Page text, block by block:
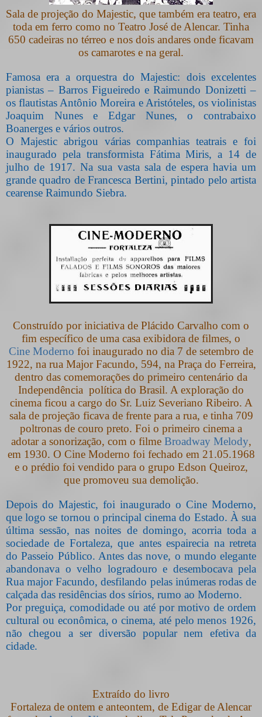
Sala de projeção do Majestic, que também era teatro, era
toda em ferro como no Teatro José de Alencar. Tinha
650 cadeiras no térreo e nos dois andares onde ficavam
os camarotes e na geral.
Famosa era a orquestra do Majestic: dois excelentes
pianistas – Barros Figueiredo e Raimundo Donizetti –
os flautistas Antônio Moreira e Aristóteles, os violinistas
Joaquim Nunes e Edgar Nunes, o contrabaixo
Boanerges e vários outros.
O Majestic abrigou várias companhias teatrais e foi
inaugurado pela transformista Fátima Miris, a 14 de
julho de 1917. Na sua vasta sala de espera havia um
grande quadro de Francesca Bertini, pintado pelo artista
cearense Raimundo Siebra.
Construído por iniciativa de Plácido Carvalho com o
fim específico de uma casa exibidora de filmes, o
Cine Moderno foi inaugurado no dia 7 de setembro de
1922, na rua Major Facundo, 594, na Praça do Ferreira,
dentro das comemorações do primeiro centenário da
Independência política do Brasil. A exploração do
cinema ficou a cargo do Sr. Luiz Severiano Ribeiro. A
sala de projeção ficava de frente para a rua, e tinha 709
poltronas de couro preto. Foi o primeiro cinema a
adotar a sonorização, com o filme Broadway Melody,
em 1930. O Cine Moderno foi fechado em 21.05.1968
e o prédio foi vendido para o grupo Edson Queiroz,
que promoveu sua demolição.
Depois do Majestic, foi inaugurado o Cine Moderno,
que logo se tornou o principal cinema do Estado. À sua
última sessão, nas noites de domingo, acorria toda a
sociedade de Fortaleza, que antes espairecia na retreta
do Passeio Público. Antes das nove, o mundo elegante
abandonava o velho logradouro e desembocava pela
Rua major Facundo, desfilando pelas inúmeras rodas de
calçada das residências dos sírios, rumo ao Moderno.
Por preguiça, comodidade ou até por motivo de ordem
cultural ou econômica, o cinema, até pelo menos 1926,
não chegou a ser diversão popular nem efetiva da
cidade.
Extraído do livro
Fortaleza de ontem e anteontem, de Edigar de Alencar